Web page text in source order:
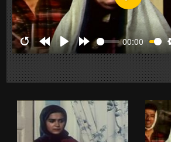
RestartRewind
10s
Play Forward
10s
00:00
Play